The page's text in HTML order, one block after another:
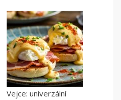
Vejce: univerzální